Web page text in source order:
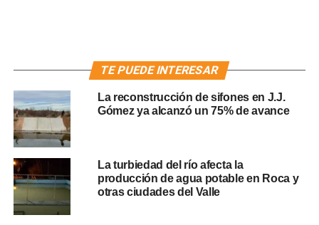
TE PUEDE INTERESAR
La reconstrucción de sifones en J.J.
Gómez ya alcanzó un 75% de avance
La turbiedad del río afecta la
producción de agua potable en Roca y
otras ciudades del Valle